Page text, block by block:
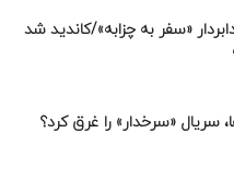
«سفر به چزابه»/کاندید شد
سریال «سرخدار» را غرق کرد؟